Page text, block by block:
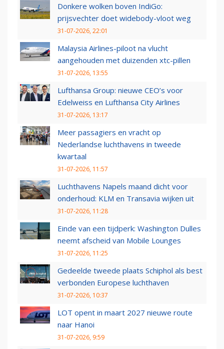
Donkere wolken boven IndiGo:
prijsvechter doet widebody-vloot weg
31-07-2026, 22:01
Malaysia Airlines-piloot na vlucht
aangehouden met duizenden xtc-pillen
31-07-2026, 13:55
Lufthansa Group: nieuwe CEO’s voor
Edelweiss en Lufthansa City Airlines
31-07-2026, 13:17
Meer passagiers en vracht op
Nederlandse luchthavens in tweede
kwartaal
31-07-2026, 11:57
Luchthavens Napels maand dicht voor
onderhoud: KLM en Transavia wijken uit
31-07-2026, 11:28
Einde van een tijdperk: Washington Dulles
neemt afscheid van Mobile Lounges
31-07-2026, 11:25
Gedeelde tweede plaats Schiphol als best
verbonden Europese luchthaven
31-07-2026, 10:37
LOT opent in maart 2027 nieuwe route
naar Hanoi
31-07-2026, 9:59